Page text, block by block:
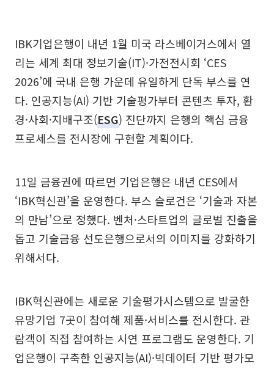
IBK기업은행이 내년 1월 미국 라스베이거스에서 열
리는 세계 최대 정보기술(IT)·가전전시회 ‘CES
2026’에 국내 은행 가운데 유일하게 단독 부스를 연
다. 인공지능(AI) 기반 기술평가부터 콘텐츠 투자, 환
경·사회·지배구조(ESG) 진단까지 은행의 핵심 금융
프로세스를 전시장에 구현할 계획이다.
11일 금융권에 따르면 기업은행은 내년 CES에서
‘IBK혁신관’을 운영한다. 부스 슬로건은 ‘기술과 자본
의 만남’으로 정했다. 벤처·스타트업의 글로벌 진출을
돕고 기술금융 선도은행으로서의 이미지를 강화하기
위해서다.
IBK혁신관에는 새로운 기술평가시스템으로 발굴한
유망기업 7곳이 참여해 제품·서비스를 전시한다. 관
람객이 직접 참여하는 시연 프로그램도 운영한다. 기
업은행이 구축한 인공지능(AI)·빅데이터 기반 평가모